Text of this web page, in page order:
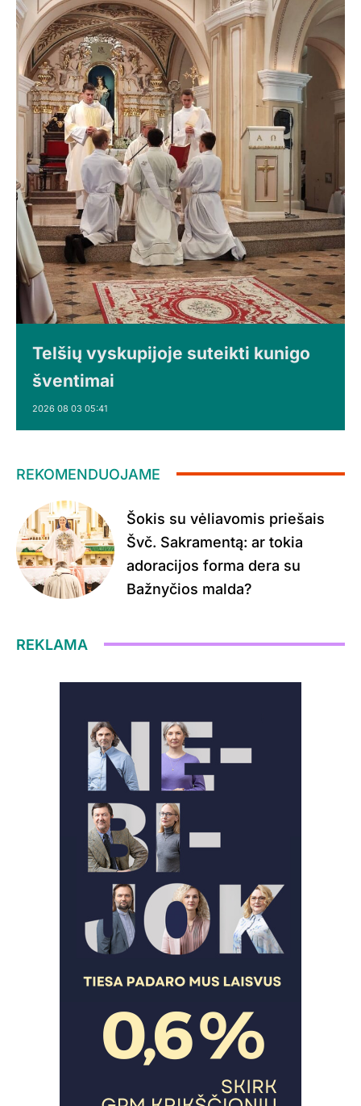
Telšių vyskupijoje suteikti kunigo
šventimai
2026 08 03 05:41
REKOMENDUOJAME
Šokis su vėliavomis priešais
Švč. Sakramentą: ar tokia
adoracijos forma dera su
Bažnyčios malda?
REKLAMA